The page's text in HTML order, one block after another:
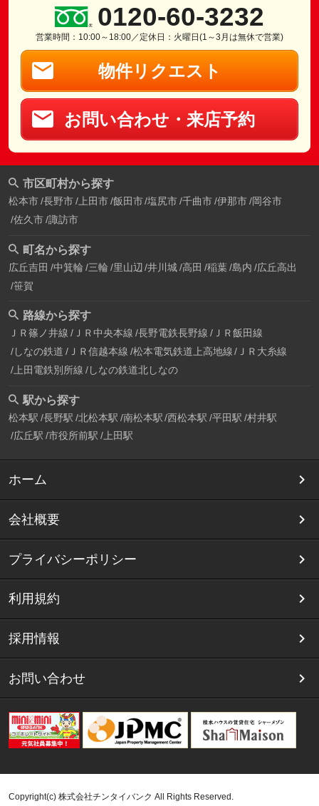
0120-60-3232
営業時間：10:00～18:00／定休日：火曜日(1～3月は無休で営業)
物件リクエスト
お問い合わせ・来店予約
市区町村から探す
松本市 長野市 上田市 飯田市 塩尻市 千曲市 伊那市 岡谷市
佐久市 諏訪市
町名から探す
広丘吉田 中箕輪 三輪 里山辺 井川城 高田 稲葉 島内 広丘高出
笹賀
路線から探す
ＪＲ篠ノ井線 ＪＲ中央本線 長野電鉄長野線 ＪＲ飯田線
しなの鉄道 ＪＲ信越本線 松本電気鉄道上高地線
ＪＲ大糸線
上田電鉄別所線 しなの鉄道北しなの
駅から探す
松本駅 長野駅 北松本駅 南松本駅 西松本駅 平田駅 村井駅
広丘駅 市役所前駅 上田駅
ホーム
会社概要
プライバシーポリシー
利用規約
採用情報
お問い合わせ
Copyright(c) 株式会社チンタイバンク All Rights Reserved.